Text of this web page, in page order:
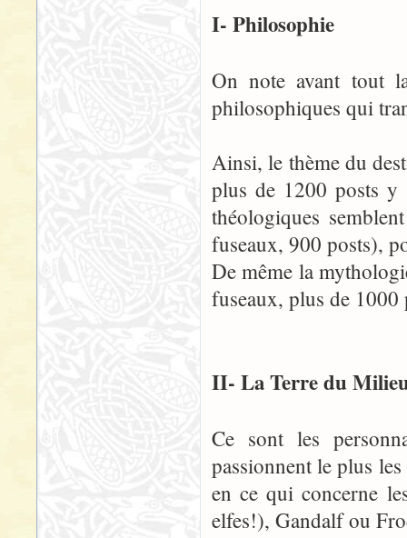
I- Philosophie
On note avant tout
philosophiques qui
Ainsi, le thème du
plus de 1200 posts y
théologiques
fuseaux, 900 posts),
De même la
fuseaux, plus de 1000
II- La Terre du
Ce sont les
passionnent le plus
en ce qui concerne
elfes!), Gandalf ou